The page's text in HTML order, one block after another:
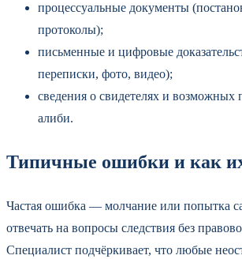
процессуальные документы
протоколы);
письменные и цифровые
переписки, фото, видео);
сведения о свидетелях и возможных
алиби.
Типичные ошибки и как
Частая ошибка — молчание или попытка
отвечать на вопросы следствия без
Специалист подчёркивает, что любые